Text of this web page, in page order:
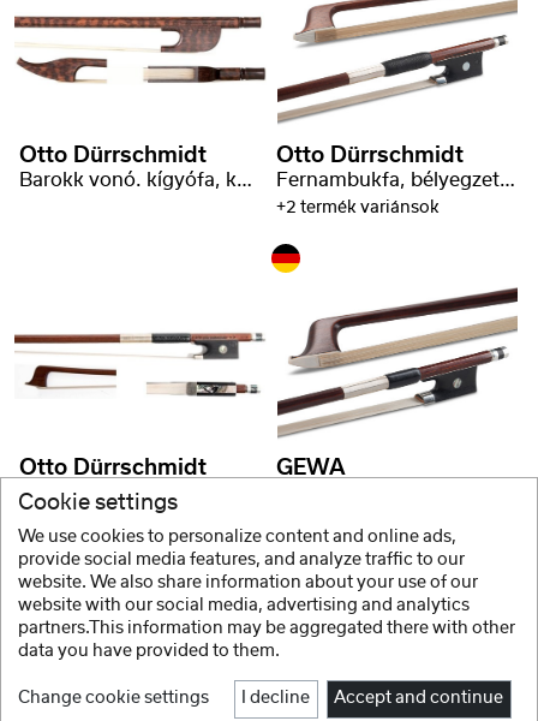
Otto Dürrschmidt
Barokk vonó. kígyófa, kerek pálca, hattyúfej
Otto Dürrschmidt
Fernambukfa, bélyegzett ezüst
+2 termék variánsok
Otto Dürrschmidt GEWA
1 / 8
Cookie settings
We use cookies to personalize content and online ads,
provide social media features, and analyze traffic to our
website. We also share information about your use of our
website with our social media, advertising and analytics
partners.This information may be aggregated there with other
data you have provided to them.
Change cookie settings I decline Accept and continue